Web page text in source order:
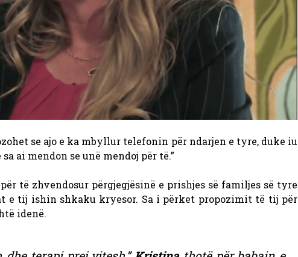
se ajo e ka mbyllur telefonin për ndarjen e tyre, duke iu
ai mendon se unë mendoj për të.”
të zhvendosur përgjegjësinë e prishjes së familjes së tyre
e tij ishin shkaku kryesor. Sa i përket propozimit të tij për
idenë.